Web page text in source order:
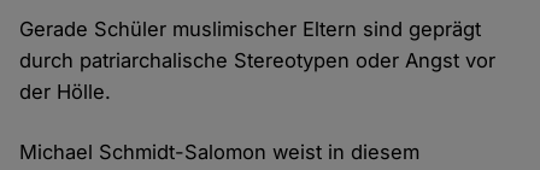
Gerade Schüler muslimischer Eltern sind geprägt
durch patriarchalische Stereotypen oder Angst vor
der Hölle.
Michael Schmidt-Salomon weist in diesem